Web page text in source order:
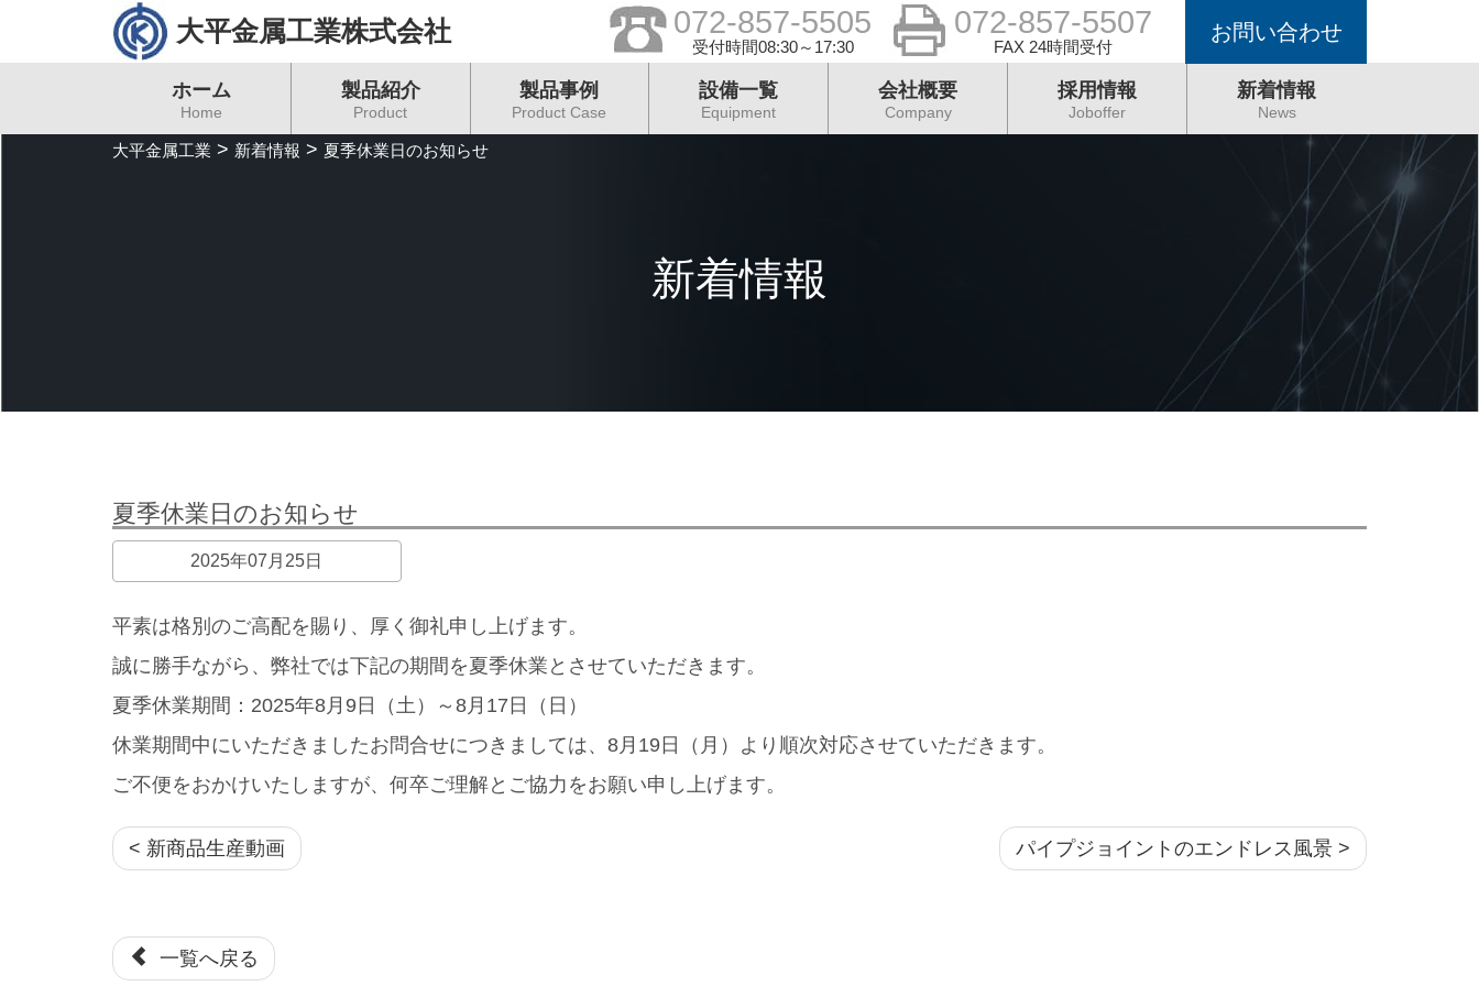
大平金属工業株式会社 072-857-5507
FAX 24時間受付
072-857-5505
受付時間08:30～17:30
お問い合わせ
ホーム
Home
製品紹介
Product
製品事例
Product Case
設備一覧
Equipment
会社概要
Company
採用情報
Joboffer
新着情報
News
大平金属工業 > 新着情報 > 夏季休業日のお知らせ
新着情報
夏季休業日のお知らせ
2025年07月25日
平素は格別のご高配を賜り、厚く御礼申し上げます。
誠に勝手ながら、弊社では下記の期間を夏季休業とさせていただきます。
夏季休業期間：2025年8月9日（土）～8月17日（日）
休業期間中にいただきましたお問合せにつきましては、8月19日（月）より順次対応させていただきます。
ご不便をおかけいたしますが、何卒ご理解とご協力をお願い申し上げます。
< 新商品生産動画 パイプジョイントのエンドレス風景 >
一覧へ戻る